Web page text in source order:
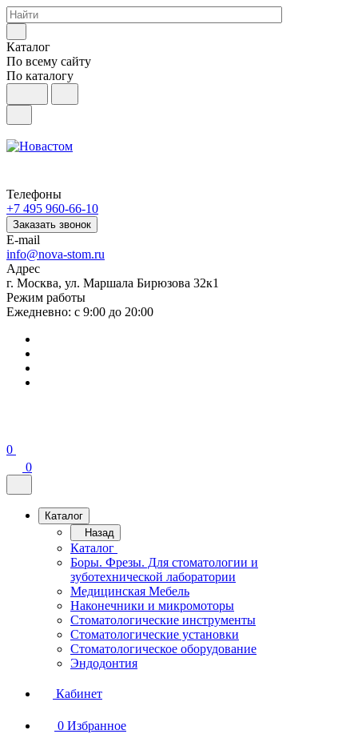
Каталог
По всему сайту
По каталогу
Телефоны
+7 495 960-66-10
Заказать звонок
E-mail
info@nova-stom.ru
Адрес
г. Москва, ул. Маршала Бирюзова 32к1
Режим работы
Ежедневно: с 9:00 до 20:00
0
0
Каталог
Назад
Каталог
Боры. Фрезы. Для стоматологии и
зуботехнической лаборатории
Медицинская Мебель
Наконечники и микромоторы
Стоматологические инструменты
Стоматологические установки
Стоматологическое оборудование
Эндодонтия
Кабинет
0 Избранное